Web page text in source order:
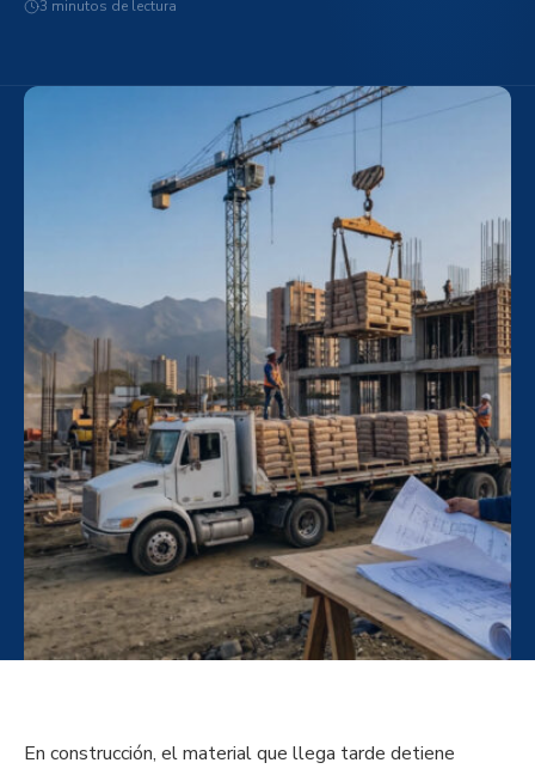
3 minutos de lectura
En construcción, el material que llega tarde detiene